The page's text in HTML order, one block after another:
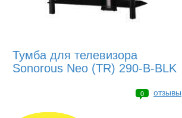
Тумба для телевизора
Sonorous Neo (TR) 290-B-BLK
0 отзывы